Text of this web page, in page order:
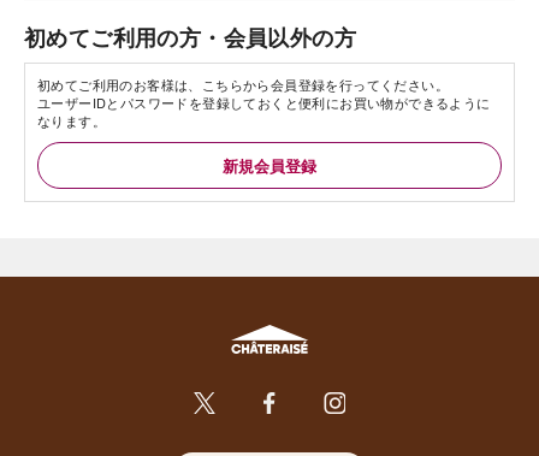
初めてご利用の方・会員以外の方
初めてご利用のお客様は、こちらから会員登録を行ってください。
ユーザーIDとパスワードを登録しておくと便利にお買い物ができるように
なります。